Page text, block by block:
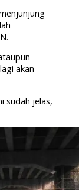
akan
sudah jelas,